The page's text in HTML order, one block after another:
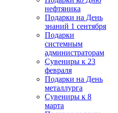
нефтяника
Подарки на День
знаний 1 сентября
Подарки
системным
администраторам
Сувениры к 23
февраля
Подарки на День
металлурга
Сувениры к 8
марта